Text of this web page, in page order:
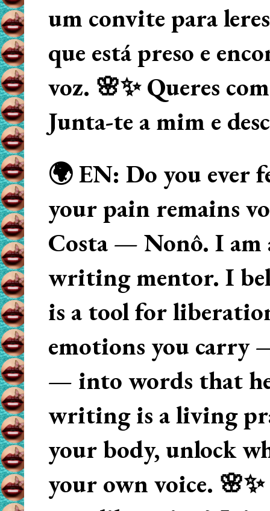
um convite para
que está preso e
voz. 🌸✨ Queres
Junta-te a mim e
🌍 EN: Do you ever
your pain remains
Costa — Nonô. I am
writing mentor. I
is a tool for
emotions you carry
— into words that
writing is a living
your body, unlock
your own voice.